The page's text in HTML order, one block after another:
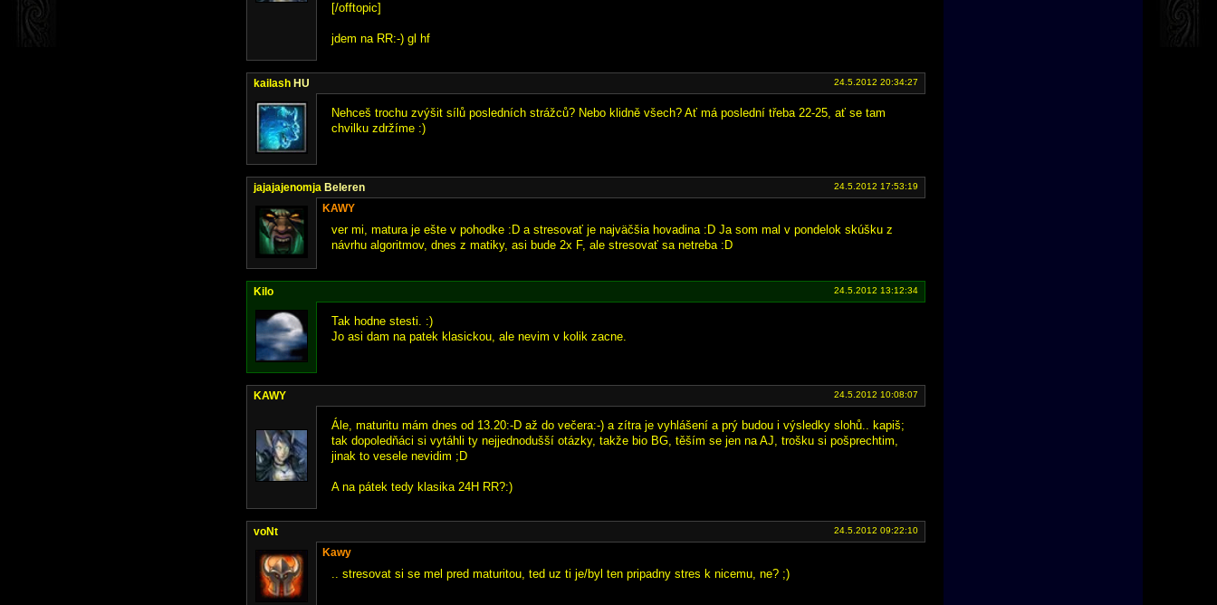
[/offtopic]
jdem na RR:-) gl hf
kailash HU 24.5.2012 20:34:27
Nehceš trochu zvýšit sílů posledních strážců? Nebo klidně všech? Ať má poslední třeba 22-25, ať se tam
chvilku zdržíme :)
jajajajenomja Beleren 24.5.2012 17:53:19
KAWY
ver mi, matura je ešte v pohodke :D a stresovať je najväčšia hovadina :D Ja som mal v pondelok skúšku z
návrhu algoritmov, dnes z matiky, asi bude 2x F, ale stresovať sa netreba :D
Kilo 24.5.2012 13:12:34
Tak hodne stesti. :)
Jo asi dam na patek klasickou, ale nevim v kolik zacne.
KAWY 24.5.2012 10:08:07
Ále, maturitu mám dnes od 13.20:-D až do večera:-) a zítra je vyhlášení a prý budou i výsledky slohů.. kapiš;
tak dopoledňáci si vytáhli ty nejjednodušší otázky, takže bio BG, těším se jen na AJ, trošku si pošprechtim,
jinak to vesele nevidim ;D
A na pátek tedy klasika 24H RR?:)
voNt 24.5.2012 09:22:10
Kawy
.. stresovat si se mel pred maturitou, ted uz ti je/byl ten pripadny stres k nicemu, ne? ;)